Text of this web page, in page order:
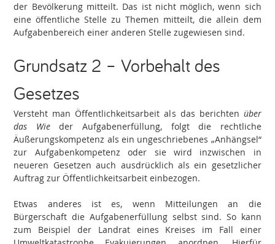
der Bevölkerung mitteilt. Das ist nicht möglich, wenn sich
eine öffentliche Stelle zu Themen mitteilt, die allein dem
Aufgabenbereich einer anderen Stelle zugewiesen sind.
Grundsatz 2 – Vorbehalt des
Gesetzes
Versteht man Öffentlichkeitsarbeit als das berichten über
das Wieder Aufgabenerfüllung, folgt die rechtliche
Äußerungskompetenz als ein ungeschriebenes „Anhängsel“
zur Aufgabenkompetenz oder sie wird inzwischen in
neueren Gesetzen auch ausdrücklich als ein gesetzlicher
Auftrag zur Öffentlichkeitsarbeit einbezogen.
Etwas anderes ist es, wenn Mitteilungen an die
Bürgerschaft die Aufgabenerfüllung selbst sind. So kann
zum Beispiel der Landrat eines Kreises im Fall einer